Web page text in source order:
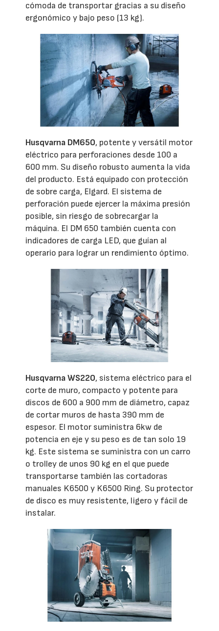
cómoda de transportar gracias a su diseño
ergonómico y bajo peso (13 kg).
Husqvarna DM650, potente y versátil motor
eléctrico para perforaciones desde 100 a
600 mm. Su diseño robusto aumenta la vida
del producto. Está equipado con protección
de sobre carga, Elgard. El sistema de
perforación puede ejercer la máxima presión
posible, sin riesgo de sobrecargar la
máquina. El DM 650 también cuenta con
indicadores de carga LED, que guían al
operario para lograr un rendimiento óptimo.
Husqvarna WS220, sistema eléctrico para el
corte de muro, compacto y potente para
discos de 600 a 900 mm de diámetro, capaz
de cortar muros de hasta 390 mm de
espesor. El motor suministra 6kw de
potencia en eje y su peso es de tan solo 19
kg. Este sistema se suministra con un carro
o trolley de unos 90 kg en el que puede
transportarse también las cortadoras
manuales K6500 y K6500 Ring. Su protector
de disco es muy resistente, ligero y fácil de
instalar.